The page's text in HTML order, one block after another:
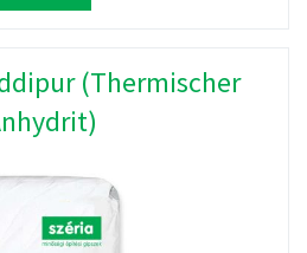
(Thermischer